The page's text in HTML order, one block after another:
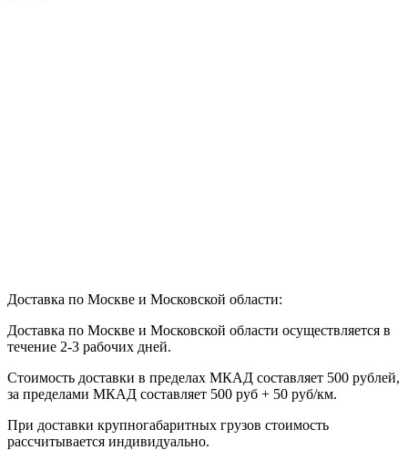
Доставка по Москве и Московской области:
Доставка по Москве и Московской области осуществляется в
течение 2-3 рабочих дней.
Стоимость доставки в пределах МКАД составляет 500 рублей,
за пределами МКАД составляет 500 руб + 50 руб/км.
При доставки крупногабаритных грузов стоимость
рассчитывается индивидуально.